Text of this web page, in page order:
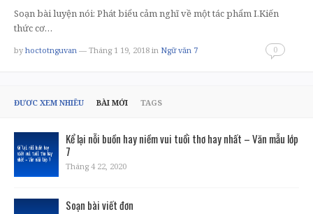
Soạn bài luyện nói: Phát biểu cảm nghĩ về một tác phẩm I.Kiến
thức cơ…
by hoctotnguvan — Tháng 1 19, 2018 in Ngữ văn 7 0
ĐƯỢC XEM NHIỀU BÀI MỚI TAGS
Kể lại nỗi buồn hay niềm vui tuổi thơ hay nhất – Văn mẫu lớp
7
Tháng 4 22, 2020
Soạn bài viết đơn